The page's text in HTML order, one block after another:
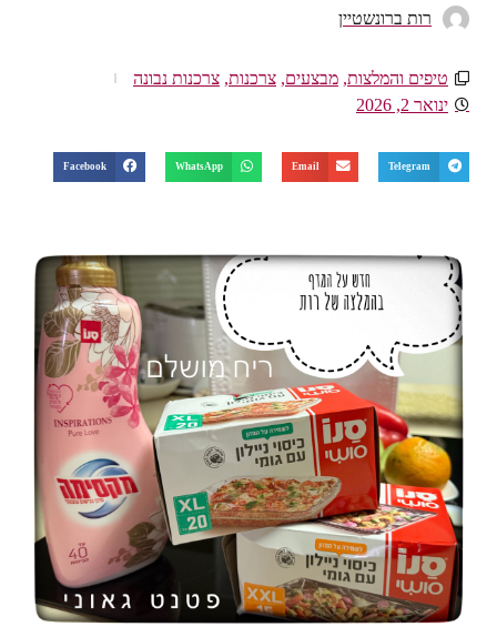
רות ברונשטיין
טיפים והמלצות, מבצעים, צרכנות, צרכנות נבונה
ינואר 2, 2026
Telegram
Email
WhatsApp
Facebook